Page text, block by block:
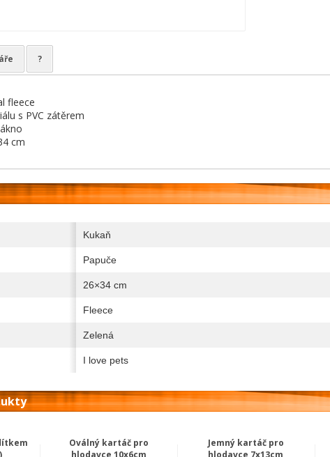
?
fleece
s PVC zátěrem
cm
Kukaň
Papuče
26×34 cm
Fleece
Zelená
I love pets
Oválný kartáč pro
hlodavce 10x6cm
Jemný kartáč pro
hlodavce 7x13cm